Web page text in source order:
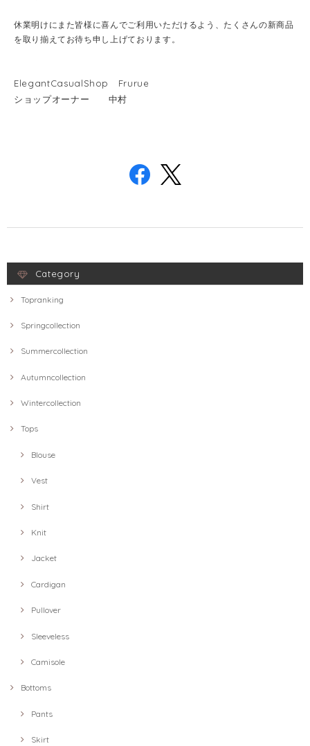
休業明けにまた皆様に喜んでご利用いただけるよう、たくさんの新商品
を取り揃えてお待ち申し上げております。
ElegantCasualShop Frurue
ショップオーナー 中村
Category
Topranking
Springcollection
Summercollection
Autumncollection
Wintercollection
Tops
Blouse
Vest
Shirt
Knit
Jacket
Cardigan
Pullover
Sleeveless
Camisole
Bottoms
Pants
Skirt